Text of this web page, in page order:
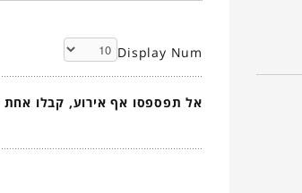
Display Num
אל תפספסו אף אירוע, קבלו